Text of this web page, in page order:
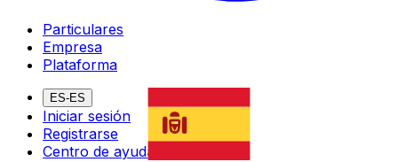
Particulares
Empresa
Plataforma
ES-ES
Iniciar sesión
Registrarse
Centro de ayuda